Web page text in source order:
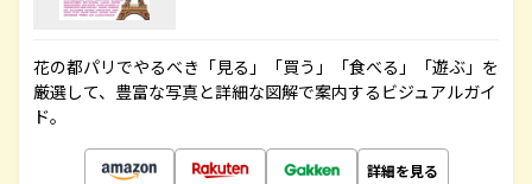
花の都パリでやるべき「見る」「買う」「食べる」「遊ぶ」を
厳選して、豊富な写真と詳細な図解で案内するビジュアルガイ
ド。
詳細を見る